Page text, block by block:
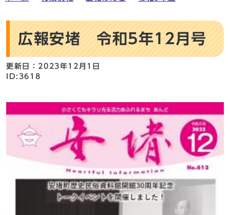
広報安堵 令和5年12月号
更新日：2023年12月1日
ID:3618